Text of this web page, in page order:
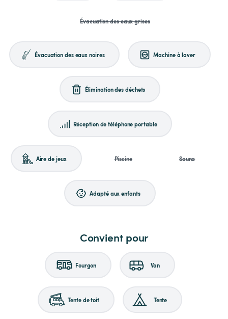
Évacuation des eaux grises
Évacuation des eaux noires Machine à laver
Élimination des déchets
Réception de téléphone portable
Aire de jeux Piscine Sauna
Adapté aux enfants
Convient pour
Fourgon Van
Tente de toit Tente